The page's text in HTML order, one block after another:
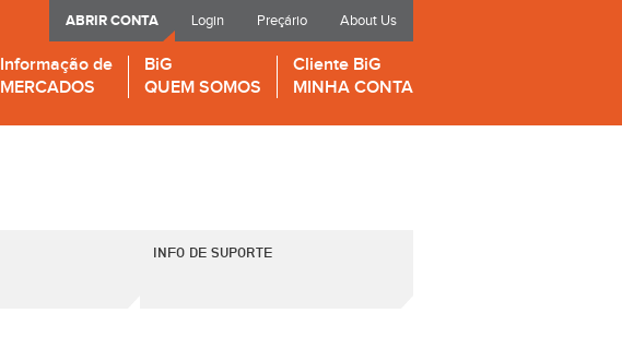
Login Preçário About Us
ABRIR CONTA
Informação de
MERCADOS
BiG
QUEM SOMOS
Cliente BiG
MINHA CONTA
INFO DE SUPORTE